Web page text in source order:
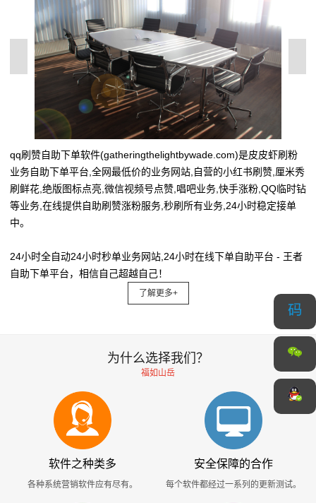
qq刷赞自助下单软件(gatheringthelightbywade.com)是皮皮虾刷粉
业务自助下单平台,全网最低价的业务网站,自营的小红书刷赞,厘米秀
刷鲜花,绝版图标点亮,微信视频号点赞,唱吧业务,快手涨粉,QQ临时钻
等业务,在线提供自助刷赞涨粉服务,秒刷所有业务,24小时稳定接单
中。
24小时全自动24小时秒单业务网站,24小时在线下单自助平台 - 王者
自助下单平台，相信自己超越自己！
了解更多+
为什么选择我们？
福如山岳
软件之种类多
各种系统营销软件应有尽有。
安全保障的合作
每个软件都经过一系列的更新测试。